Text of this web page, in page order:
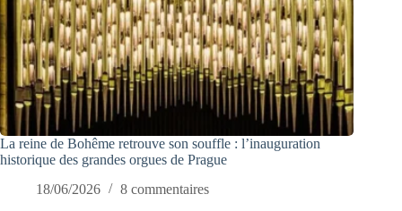
La reine de Bohême retrouve son souffle : l’inauguration
historique des grandes orgues de Prague
18/06/2026
8 commentaires